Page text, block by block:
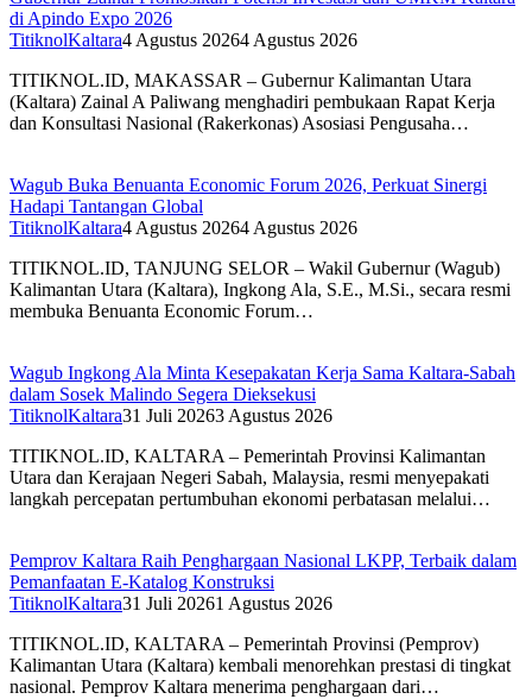
di Apindo Expo 2026
TitiknolKaltara4 Agustus 20264 Agustus 2026
TITIKNOL.ID, MAKASSAR – Gubernur Kalimantan Utara
(Kaltara) Zainal A Paliwang menghadiri pembukaan Rapat Kerja
dan Konsultasi Nasional (Rakerkonas) Asosiasi Pengusaha…
Wagub Buka Benuanta Economic Forum 2026, Perkuat Sinergi
Hadapi Tantangan Global
TitiknolKaltara4 Agustus 20264 Agustus 2026
TITIKNOL.ID, TANJUNG SELOR – Wakil Gubernur (Wagub)
Kalimantan Utara (Kaltara), Ingkong Ala, S.E., M.Si., secara resmi
membuka Benuanta Economic Forum…
Wagub Ingkong Ala Minta Kesepakatan Kerja Sama Kaltara-Sabah
dalam Sosek Malindo Segera Dieksekusi
TitiknolKaltara31 Juli 20263 Agustus 2026
TITIKNOL.ID, KALTARA – Pemerintah Provinsi Kalimantan
Utara dan Kerajaan Negeri Sabah, Malaysia, resmi menyepakati
langkah percepatan pertumbuhan ekonomi perbatasan melalui…
Pemprov Kaltara Raih Penghargaan Nasional LKPP, Terbaik dalam
Pemanfaatan E-Katalog Konstruksi
TitiknolKaltara31 Juli 20261 Agustus 2026
TITIKNOL.ID, KALTARA – Pemerintah Provinsi (Pemprov)
Kalimantan Utara (Kaltara) kembali menorehkan prestasi di tingkat
nasional. Pemprov Kaltara menerima penghargaan dari…